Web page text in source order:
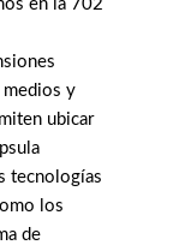
en la 702
medios y
ubicar
tecnologías
los
de